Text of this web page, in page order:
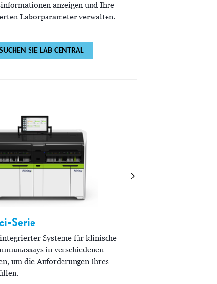
anzeigen und Ihre
Laborparameter verwalten.
SIE LAB CENTRAL
ci-Serie
Systeme für klinische
in verschiedenen
um die Anforderungen Ihres